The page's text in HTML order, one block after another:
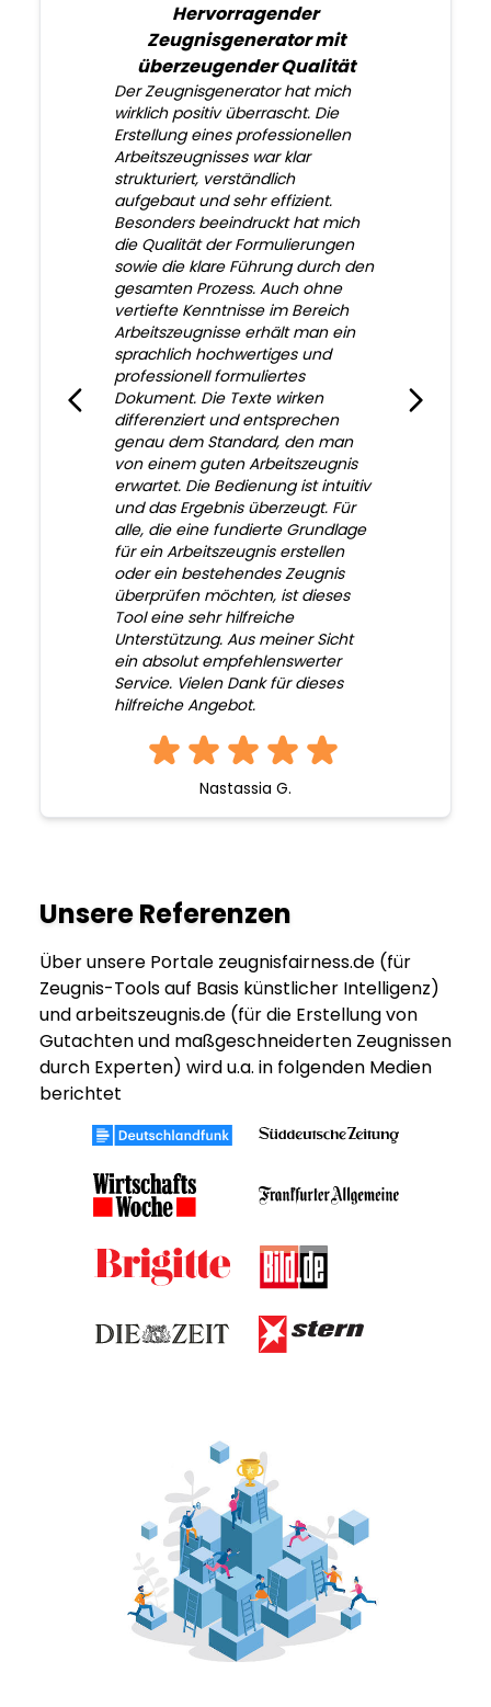
Hervorragender
Zeugnisgenerator mit
überzeugender Qualität
Der Zeugnisgenerator hat mich
wirklich positiv überrascht. Die
Erstellung eines professionellen
Arbeitszeugnisses war klar
strukturiert, verständlich
aufgebaut und sehr effizient.
Besonders beeindruckt hat mich
die Qualität der Formulierungen
sowie die klare Führung durch den
gesamten Prozess. Auch ohne
vertiefte Kenntnisse im Bereich
Arbeitszeugnisse erhält man ein
sprachlich hochwertiges und
professionell formuliertes
Dokument. Die Texte wirken
differenziert und entsprechen
genau dem Standard, den man
von einem guten Arbeitszeugnis
erwartet. Die Bedienung ist intuitiv
und das Ergebnis überzeugt. Für
alle, die eine fundierte Grundlage
für ein Arbeitszeugnis erstellen
oder ein bestehendes Zeugnis
überprüfen möchten, ist dieses
Tool eine sehr hilfreiche
Unterstützung. Aus meiner Sicht
ein absolut empfehlenswerter
Service. Vielen Dank für dieses
hilfreiche Angebot.
Nastassia G.
Unsere Referenzen
Über unsere Portale zeugnisfairness.de (für
Zeugnis-Tools auf Basis künstlicher Intelligenz)
und arbeitszeugnis.de (für die Erstellung von
Gutachten und maßgeschneiderten Zeugnissen
durch Experten) wird u.a. in folgenden Medien
berichtet